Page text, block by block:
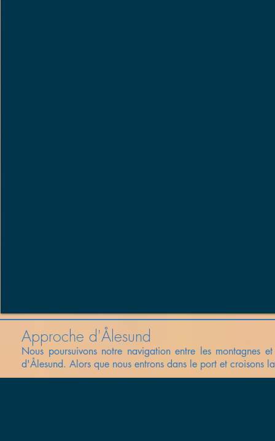
Approche d'Ålesund
Nous poursuivons notre navigation entre les montagnes
d'Ålesund. Alors que nous entrons dans le port et croisons